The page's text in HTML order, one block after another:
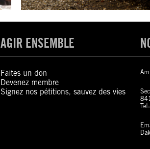
AGIR ENSEMBLE
Faites un don
Devenez membre
Signez nos pétitions, sauvez des vies